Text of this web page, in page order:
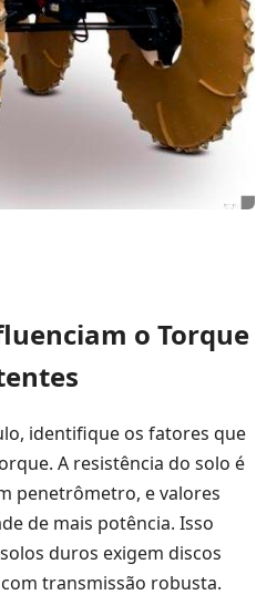
o Torque
identifique os fatores que
A resistência do solo é
penetrômetro, e valores
de mais potência. Isso
duros exigem discos
transmissão robusta.